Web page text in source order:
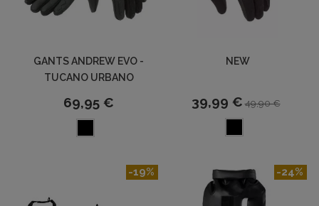
GANTS ANDREW EVO -
TUCANO URBANO
69,95 €
NEW
39,99 € 49,90 €
-19% -24%